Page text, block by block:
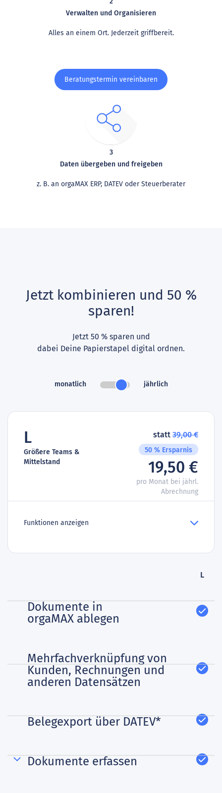
Verwalten und Organisieren
Alles an einem Ort. Jederzeit griffbereit.
Beratungstermin vereinbaren
3
Daten übergeben und freigeben
z. B. an orgaMAX ERP, DATEV oder Steuerberater
Jetzt kombinieren und 50 %
sparen!
Jetzt 50 % sparen und
dabei Deine Papierstapel digital ordnen.
monatlich jährlich
L
Größere Teams &
Mittelstand
statt 39,00 €
50 % Ersparnis
19,50 €
pro Monat bei jährl.
Abrechnung
Funktionen anzeigen
L
Dokumente in
orgaMAX ablegen
Mehrfachverknüpfung von
Kunden, Rechnungen und
anderen Datensätzen
Belegexport über DATEV*
Dokumente erfassen